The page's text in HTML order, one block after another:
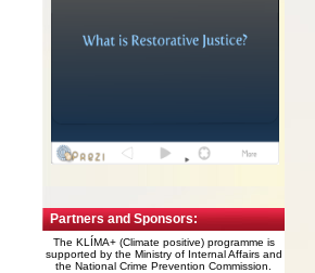
Partners and Sponsors:
The KLÍMA+ (Climate positive) programme is
supported by the Ministry of Internal Affairs and
the National Crime Prevention Commission.